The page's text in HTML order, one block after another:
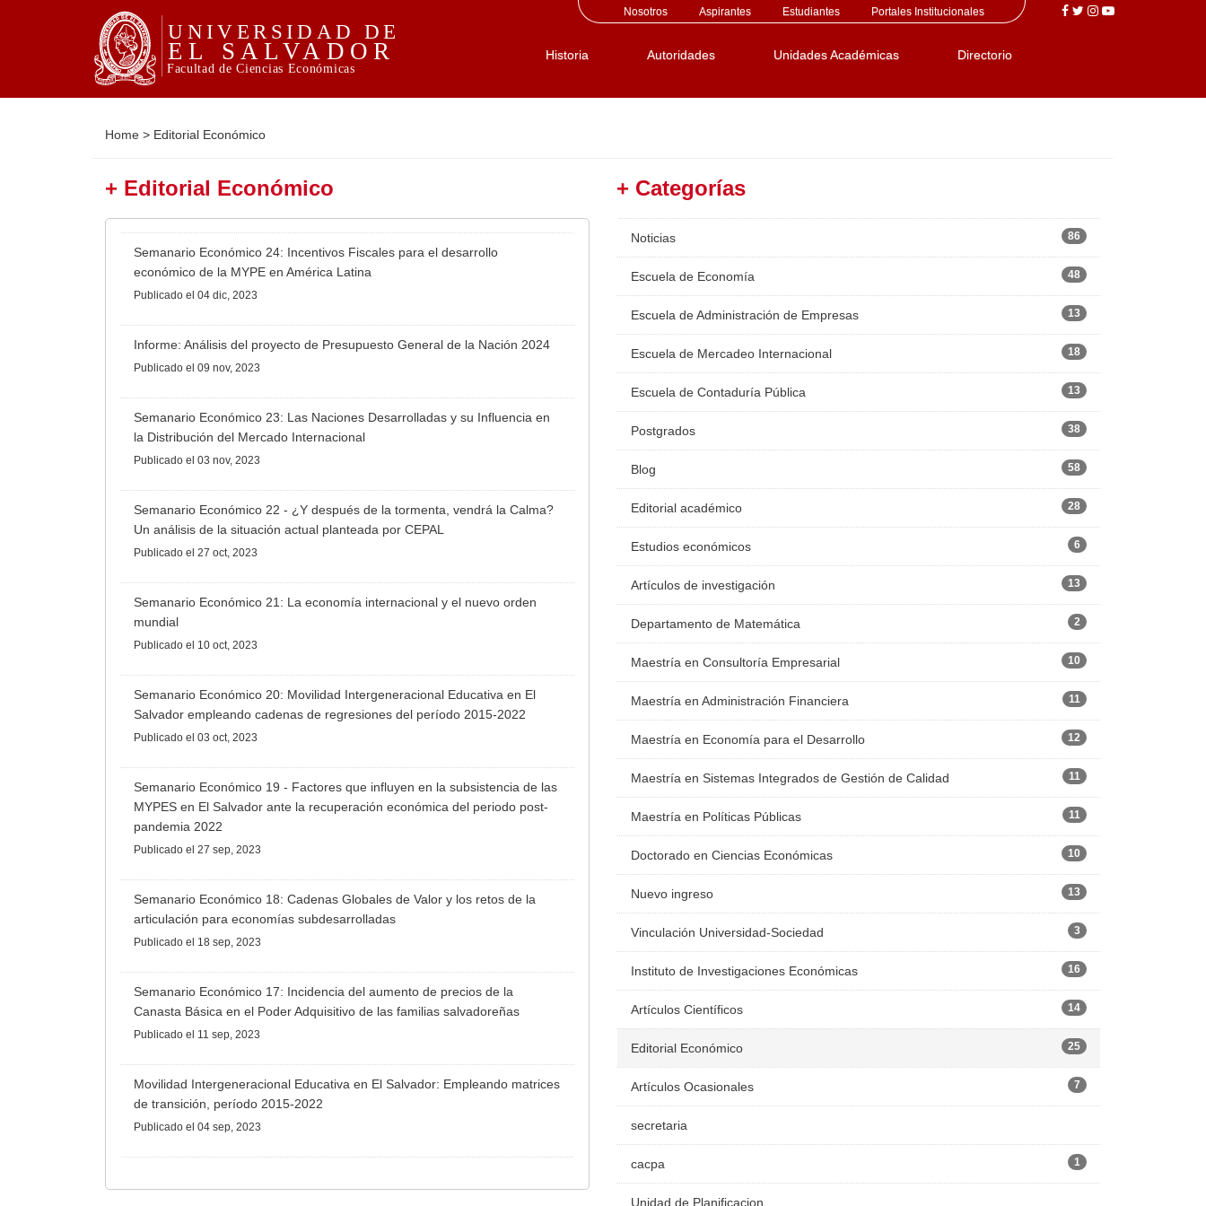
Nosotros Aspirantes Estudiantes Portales Institucionales
Historia Autoridades Unidades Académicas Directorio
Home > Editorial Económico
+ Editorial Económico
Semanario Económico 24: Incentivos Fiscales para el desarrollo
económico de la MYPE en América Latina
Publicado el 04 dic, 2023
Informe: Análisis del proyecto de Presupuesto General de la Nación 2024
Publicado el 09 nov, 2023
Semanario Económico 23: Las Naciones Desarrolladas y su Influencia en
la Distribución del Mercado Internacional
Publicado el 03 nov, 2023
Semanario Económico 22 - ¿Y después de la tormenta, vendrá la Calma?
Un análisis de la situación actual planteada por CEPAL
Publicado el 27 oct, 2023
Semanario Económico 21: La economía internacional y el nuevo orden
mundial
Publicado el 10 oct, 2023
Semanario Económico 20: Movilidad Intergeneracional Educativa en El
Salvador empleando cadenas de regresiones del período 2015-2022
Publicado el 03 oct, 2023
Semanario Económico 19 - Factores que influyen en la subsistencia de las
MYPES en El Salvador ante la recuperación económica del periodo post-
pandemia 2022
Publicado el 27 sep, 2023
Semanario Económico 18: Cadenas Globales de Valor y los retos de la
articulación para economías subdesarrolladas
Publicado el 18 sep, 2023
Semanario Económico 17: Incidencia del aumento de precios de la
Canasta Básica en el Poder Adquisitivo de las familias salvadoreñas
Publicado el 11 sep, 2023
Movilidad Intergeneracional Educativa en El Salvador: Empleando matrices
de transición, período 2015-2022
Publicado el 04 sep, 2023
+ Categorías
Noticias 86
Escuela de Economía 48
Escuela de Administración de Empresas 13
Escuela de Mercadeo Internacional 18
Escuela de Contaduría Pública 13
Postgrados 38
Blog 58
Editorial académico 28
Estudios económicos 6
Artículos de investigación 13
Departamento de Matemática 2
Maestría en Consultoría Empresarial 10
Maestría en Administración Financiera 11
Maestría en Economía para el Desarrollo 12
Maestría en Sistemas Integrados de Gestión de Calidad 11
Maestría en Políticas Públicas 11
Doctorado en Ciencias Económicas 10
Nuevo ingreso 13
Vinculación Universidad-Sociedad 3
Instituto de Investigaciones Económicas 16
Artículos Científicos 14
Editorial Económico 25
Artículos Ocasionales 7
secretaria
cacpa 1
Unidad de Planificacion